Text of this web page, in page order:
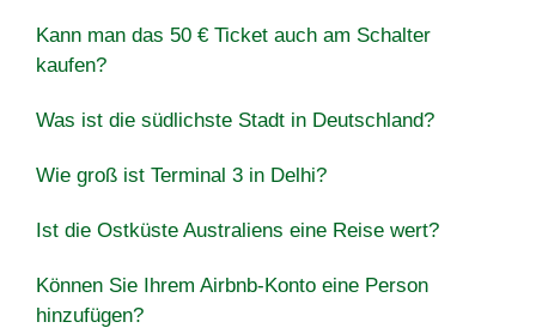
Kann man das 50 € Ticket auch am Schalter
kaufen?
Was ist die südlichste Stadt in Deutschland?
Wie groß ist Terminal 3 in Delhi?
Ist die Ostküste Australiens eine Reise wert?
Können Sie Ihrem Airbnb-Konto eine Person
hinzufügen?